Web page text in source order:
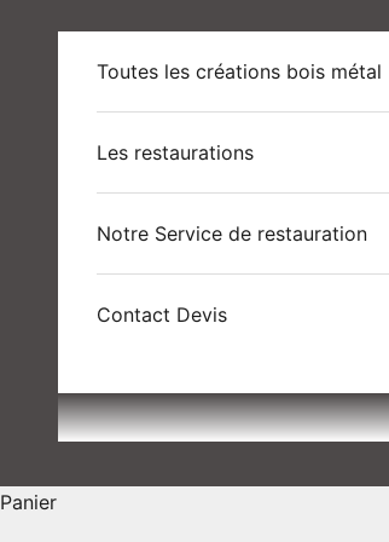
Toutes les créations bois métal
Les restaurations
Notre Service de restauration
Contact Devis
Panier